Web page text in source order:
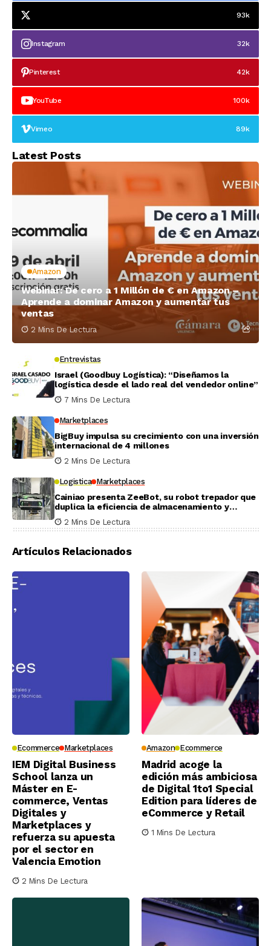
93k
Instagram 32k
Pinterest 42k
YouTube 100k
Vimeo 89k
Latest Posts
Amazon
Webinar: De cero a 1 Millón de € en Amazon –
Aprende a dominar Amazon y aumentar tus
ventas
2 Mins De Lectura
Entrevistas
Israel (Goodbuy Logística): “Diseñamos la
logística desde el lado real del vendedor online”
7 Mins De Lectura
Marketplaces
BigBuy impulsa su crecimiento con una inversión
internacional de 4 millones
2 Mins De Lectura
Logistica Marketplaces
Cainiao presenta ZeeBot, su robot trepador que
duplica la eficiencia de almacenamiento y
recogida en pruebas reales
2 Mins De Lectura
Artículos Relacionados
Ecommerce Marketplaces
IEM Digital Business
School lanza un
Máster en E-
commerce, Ventas
Digitales y
Marketplaces y
refuerza su apuesta
por el sector en
Valencia Emotion
2 Mins De Lectura
Amazon Ecommerce
Madrid acoge la
edición más ambiciosa
de Digital 1to1 Special
Edition para líderes de
eCommerce y Retail
1 Mins De Lectura